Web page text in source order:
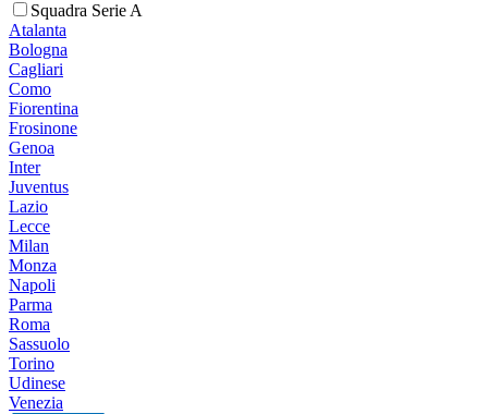
Squadra Serie A
Atalanta
Bologna
Cagliari
Como
Fiorentina
Frosinone
Genoa
Inter
Juventus
Lazio
Lecce
Milan
Monza
Napoli
Parma
Roma
Sassuolo
Torino
Udinese
Venezia